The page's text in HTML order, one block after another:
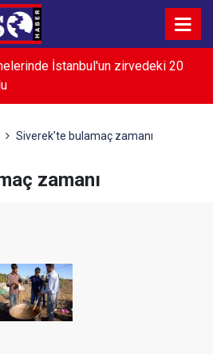
İstanbul'un zirvedeki 20
ABD'nin tutumuna bağlı
Siverek’te bulamaç zamanı
zamanı